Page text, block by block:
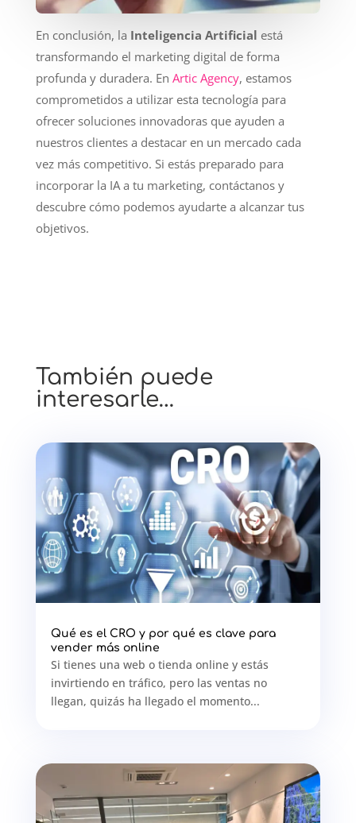
En conclusión, la Inteligencia Artificial está
transformando el marketing digital de forma
profunda y duradera. En Artic Agency, estamos
comprometidos a utilizar esta tecnología para
ofrecer soluciones innovadoras que ayuden a
nuestros clientes a destacar en un mercado cada
vez más competitivo. Si estás preparado para
incorporar la IA a tu marketing, contáctanos y
descubre cómo podemos ayudarte a alcanzar tus
objetivos.
También puede
interesarle…
Qué es el CRO y por qué es clave para
vender más online
Si tienes una web o tienda online y estás
invirtiendo en tráfico, pero las ventas no
llegan, quizás ha llegado el momento...